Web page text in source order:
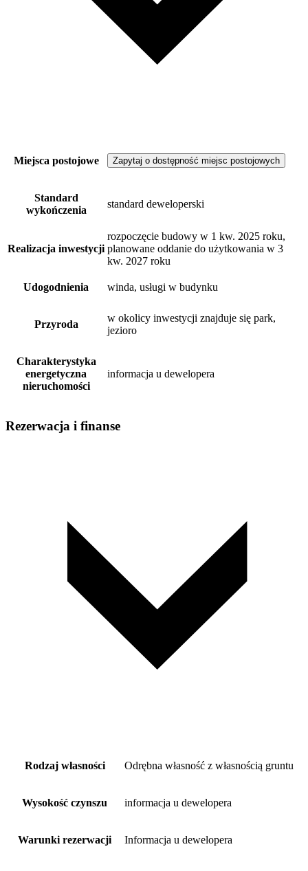
Miejsca postojowe Zapytaj o dostępność miejsc postojowych
Standard
wykończenia
standard deweloperski
Realizacja inwestycji
rozpoczęcie budowy w 1 kw. 2025 roku,
planowane oddanie do użytkowania w 3
kw. 2027 roku
Udogodnienia winda, usługi w budynku
Przyroda
w okolicy inwestycji znajduje się park,
jezioro
Charakterystyka
energetyczna
nieruchomości
informacja u dewelopera
Rezerwacja i finanse
Rodzaj własności Odrębna własność z własnością gruntu
Wysokość czynszu informacja u dewelopera
Warunki rezerwacji Informacja u dewelopera